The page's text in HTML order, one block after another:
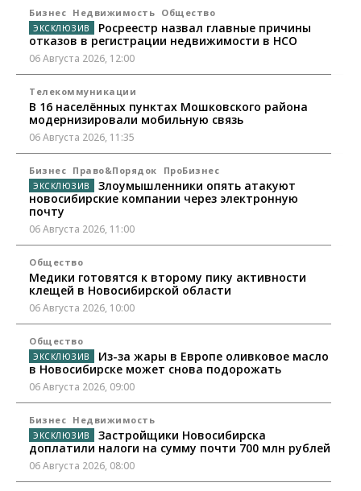
Бизнес Недвижимость Общество
Росреестр назвал главные причины
отказов в регистрации недвижимости в НСО
06 Августа 2026, 12:00
Телекоммуникации
В 16 населённых пунктах Мошковского района
модернизировали мобильную связь
06 Августа 2026, 11:35
Бизнес Право&Порядок ПроБизнес
Злоумышленники опять атакуют
новосибирские компании через электронную
почту
06 Августа 2026, 11:00
Общество
Медики готовятся к второму пику активности
клещей в Новосибирской области
06 Августа 2026, 10:00
Общество
Из-за жары в Европе оливковое масло
в Новосибирске может снова подорожать
06 Августа 2026, 09:00
Бизнес Недвижимость
Застройщики Новосибирска
доплатили налоги на сумму почти 700 млн рублей
06 Августа 2026, 08:00